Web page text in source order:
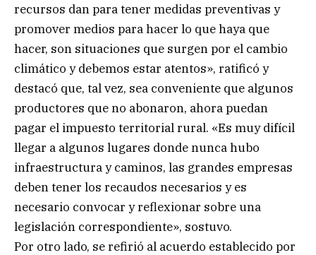
recursos dan para tener medidas preventivas y
promover medios para hacer lo que haya que
hacer, son situaciones que surgen por el cambio
climático y debemos estar atentos», ratificó y
destacó que, tal vez, sea conveniente que algunos
productores que no abonaron, ahora puedan
pagar el impuesto territorial rural. «Es muy difícil
llegar a algunos lugares donde nunca hubo
infraestructura y caminos, las grandes empresas
deben tener los recaudos necesarios y es
necesario convocar y reflexionar sobre una
legislación correspondiente», sostuvo.
Por otro lado, se refirió al acuerdo establecido por